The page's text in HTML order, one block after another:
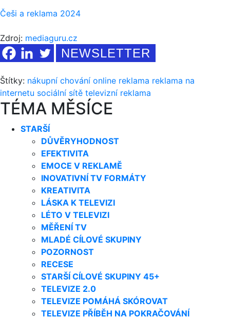
Češi a reklama 2024
Zdroj: mediaguru.cz
NEWSLETTER
Štítky: nákupní chování online reklama reklama na
internetu sociální sítě televizní reklama
TÉMA MĚSÍCE
STARŠÍ
DŮVĚRYHODNOST
EFEKTIVITA
EMOCE V REKLAMĚ
INOVATIVNÍ TV FORMÁTY
KREATIVITA
LÁSKA K TELEVIZI
LÉTO V TELEVIZI
MĚŘENÍ TV
MLADÉ CÍLOVÉ SKUPINY
POZORNOST
RECESE
STARŠÍ CÍLOVÉ SKUPINY 45+
TELEVIZE 2.0
TELEVIZE POMÁHÁ SKÓROVAT
TELEVIZE PŘÍBĚH NA POKRAČOVÁNÍ